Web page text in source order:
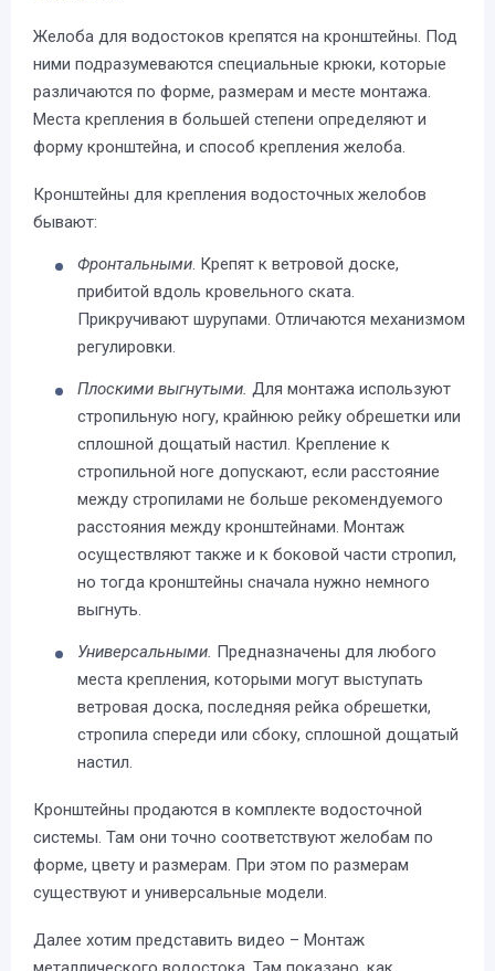
Желоба для водостоков крепятся на кронштейны. Под
ними подразумеваются специальные крюки, которые
различаются по форме, размерам и месте монтажа.
Места крепления в большей степени определяют и
форму кронштейна, и способ крепления желоба.
Кронштейны для крепления водосточных желобов
бывают:
Фронтальными. Крепят к ветровой доске,
прибитой вдоль кровельного ската.
Прикручивают шурупами. Отличаются механизмом
регулировки.
Плоскими выгнутыми. Для монтажа используют
стропильную ногу, крайнюю рейку обрешетки или
сплошной дощатый настил. Крепление к
стропильной ноге допускают, если расстояние
между стропилами не больше рекомендуемого
расстояния между кронштейнами. Монтаж
осуществляют также и к боковой части стропил,
но тогда кронштейны сначала нужно немного
выгнуть.
Универсальными. Предназначены для любого
места крепления, которыми могут выступать
ветровая доска, последняя рейка обрешетки,
стропила спереди или сбоку, сплошной дощатый
настил.
Кронштейны продаются в комплекте водосточной
системы. Там они точно соответствуют желобам по
форме, цвету и размерам. При этом по размерам
существуют и универсальные модели.
Далее хотим представить видео – Монтаж